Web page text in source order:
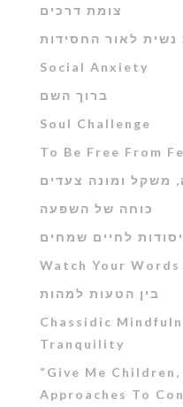
צומת דרכים
נשית לאור החסידות
Social Anxiety
ברוך השם
Soul Challenge
To Be Free From
משקל ומונה צעדים
כוחה של השפעה
יסודות לחיים שמחים
Watch Your Words
בין הטעות למהות
Chassidic
Tranquility
“Give Me
Approaches To